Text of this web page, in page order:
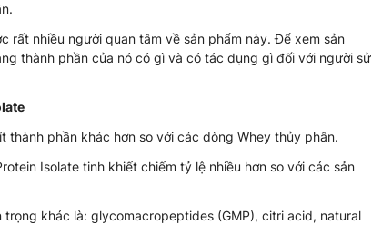
rất nhiều người quan tâm về sản phẩm này. Để xem sản
thành phần của nó có gì và có tác dụng gì đối với người sử
phần khác hơn so với các dòng Whey thủy phân.
Isolate tinh khiết chiếm tỷ lệ nhiều hơn so với các sản
khác là: glycomacropeptides (GMP), citri acid, natural